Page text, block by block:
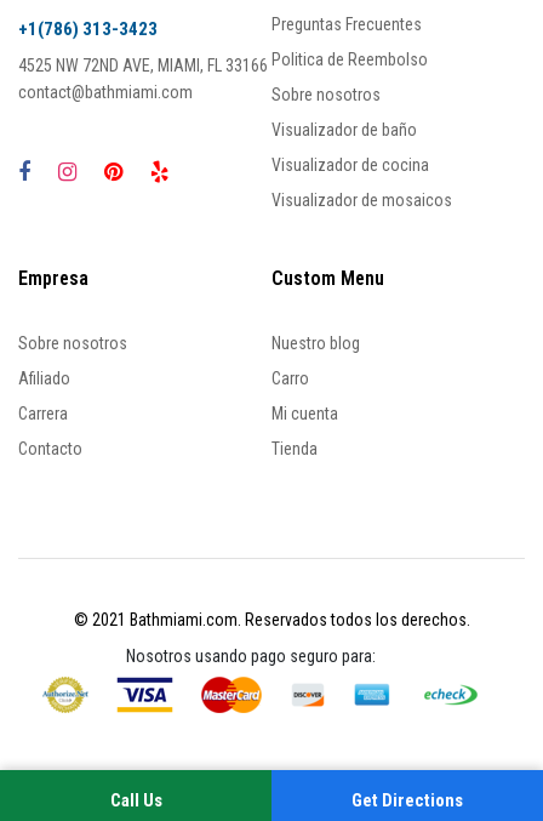
+1(786) 313-3423
4525 NW 72ND AVE, MIAMI, FL 33166
contact@bathmiami.com
Preguntas Frecuentes
Politica de Reembolso
Sobre nosotros
Visualizador de baño
Visualizador de cocina
Visualizador de mosaicos
Empresa
Sobre nosotros
Afiliado
Carrera
Contacto
Custom Menu
Nuestro blog
Carro
Mi cuenta
Tienda
© 2021 Bathmiami.com. Reservados todos los derechos.
Nosotros usando pago seguro para:
Call Us Get Directions